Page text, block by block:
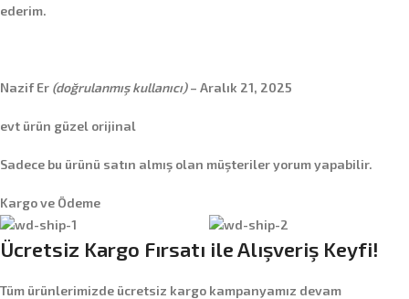
ederim.
Nazif Er (doğrulanmış kullanıcı) – Aralık 21, 2025
evt ürün güzel orijinal
Sadece bu ürünü satın almış olan müşteriler yorum yapabilir.
Kargo ve Ödeme
Ücretsiz Kargo Fırsatı ile Alışveriş Keyfi!
Tüm ürünlerimizde ücretsiz kargo kampanyamız devam